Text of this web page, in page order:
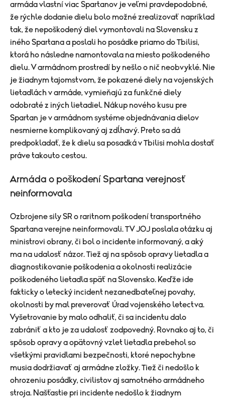
armáda vlastní viac Spartanov je veľmi pravdepodobné,
že rýchle dodanie dielu bolo možné zrealizovať napríklad
tak, že nepoškodený diel vymontovali na Slovensku z
iného Spartana a poslali ho posádke priamo do Tbilisi,
ktorá ho následne namontovala na miesto poškodeného
dielu. V armádnom prostredí by nešlo o nič neobvyklé. Nie
je žiadnym tajomstvom, že pokazené diely na vojenských
lietadlách v armáde, vymieňajú za funkčné diely
odobraté z iných lietadiel. Nákup nového kusu pre
Spartan je v armádnom systéme objednávania dielov
nesmierne komplikovaný aj zdĺhavý. Preto sa dá
predpokladať, že k dielu sa posadká v Tbilisi mohla dostať
práve takouto cestou.
Armáda o poškodení Spartana verejnosť
neinformovala
Ozbrojene sily SR o raritnom poškodení transportného
Spartana verejne neinformovali. TV JOJ poslala otázku aj
ministrovi obrany, či bol o incidente informovaný, a aký
ma na udalosť názor. Tiež aj na spôsob opravy lietadla a
diagnostikovanie poškodenia a okolnosti realizácie
poškodeného lietadla späť na Slovensko. Keďže ide
fakticky o letecký incident nezanedbateľnej povahy,
okolnosti by mal preverovať Úrad vojenského letectva.
Vyšetrovanie by malo odhaliť, či sa incidentu dalo
zabrániť a kto je za udalosť zodpovedný. Rovnako aj to, či
spôsob opravy a opätovný vzlet lietadla prebehol so
všetkými pravidlami bezpečnosti, ktoré nepochybne
musia dodržiavať aj armádne zložky. Tiež či nedošlo k
ohrozeniu posádky, civilistov aj samotného armádneho
stroja. Našťastie pri incidente nedošlo k žiadnym